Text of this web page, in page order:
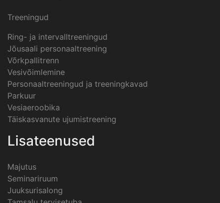
Treeningud
Ring- ja intervalltreeningud
Jõusaali personaaltreening
Võrkpallitrenn
Vesivõimlemine
Personaaltreeningud ja treeningkavad
Parkuur
Vesiaeroobika
Täiskasvanute ujumistreening
Lisateenused
Majutus
Seminariruum
Juuksurisalong